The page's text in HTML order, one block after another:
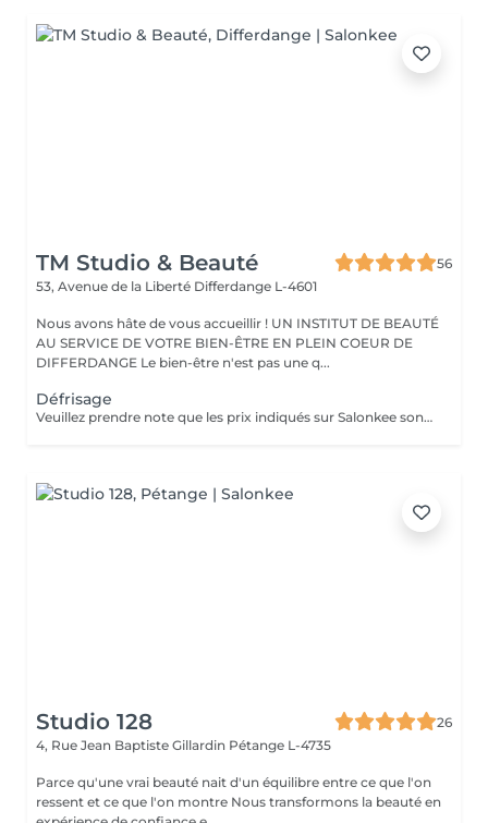
TM Studio & Beauté
56
53, Avenue de la Liberté Differdange L-4601
Nous avons hâte de vous accueillir ! UN INSTITUT DE BEAUTÉ
AU SERVICE DE VOTRE BIEN-ÊTRE EN PLEIN COEUR DE
DIFFERDANGE Le bien-être n'est pas une q...
Défrisage
Veuillez prendre note que les prix indiqués sur Salonkee sont communiqués à titre informatif et s'entendent de base. Ces derniers sont susceptibles de varier selon le diagnostic réalisé à votre arrivée au salon et l'expertise du professionnel à qui vous confiez votre beauté. Dans tous les cas, un devis précis vous sera proposé et toutes réalisations de prestations seront effectuées avec votre accord. Un grand merci d'avance pour votre compréhension. Au plaisir de vous recevoir très vite.
Studio 128
26
4, Rue Jean Baptiste Gillardin Pétange L-4735
Parce qu'une vrai beauté nait d'un équilibre entre ce que l'on
ressent et ce que l'on montre Nous transformons la beauté en